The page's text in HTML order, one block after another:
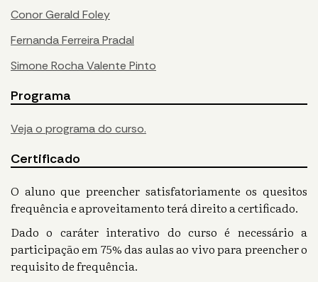
Conor Gerald Foley
Fernanda Ferreira Pradal
Simone Rocha Valente Pinto
Programa
Veja o programa do curso.
Certificado
O aluno que preencher satisfatoriamente os quesitos
frequência e aproveitamento terá direito a certificado.
Dado o caráter interativo do curso é necessário a
participação em 75% das aulas ao vivo para preencher o
requisito de frequência.